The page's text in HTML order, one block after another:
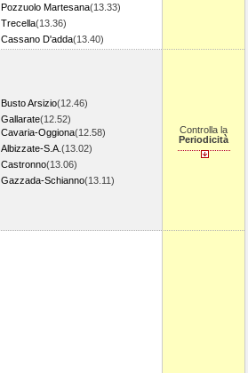
Pozzuolo Martesana(13.33)
Trecella(13.36)
Cassano D'adda(13.40)
Busto Arsizio(12.46)
Gallarate(12.52)
Cavaria-Oggiona(12.58)
Albizzate-S.A. (13.02)
Castronno(13.06)
Gazzada-Schianno(13.11)
Controlla la
Periodicità